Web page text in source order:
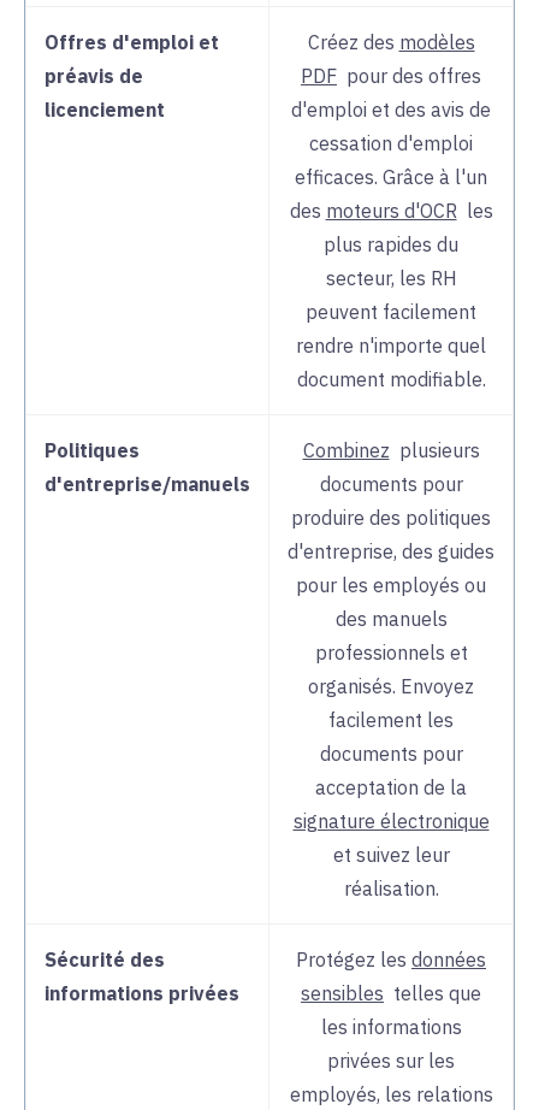
Offres d'emploi et
préavis de
licenciement
Créez des modèles
PDF pour des offres
d'emploi et des avis de
cessation d'emploi
efficaces. Grâce à l'un
des moteurs d'OCR les
plus rapides du
secteur, les RH
peuvent facilement
rendre n'importe quel
document modifiable.
Politiques
d'entreprise/manuels
Combinez plusieurs
documents pour
produire des politiques
d'entreprise, des guides
pour les employés ou
des manuels
professionnels et
organisés. Envoyez
facilement les
documents pour
acceptation de la
signature électronique
et suivez leur
réalisation.
Sécurité des
informations privées
Protégez les données
sensibles telles que
les informations
privées sur les
employés, les relations